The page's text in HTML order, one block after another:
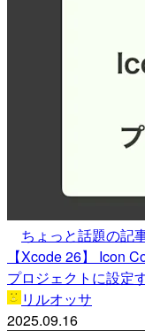
ちょっと話題の記
【Xcode 26】 Icon
プロジェクトに設定
リルオッサ
2025.09.16